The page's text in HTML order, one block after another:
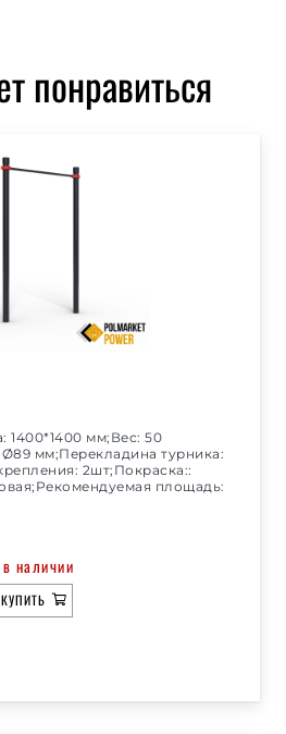
понравиться
1400*1400 мм;Вес: 50
мм;Перекладина турника:
2шт;Покраска::
площадь:
в наличии
КУПИТЬ